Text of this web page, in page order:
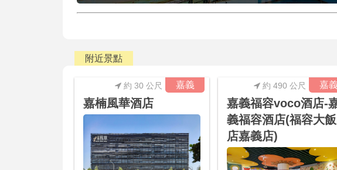
附近景點
嘉義
約 30 公尺
嘉楠風華酒店
嘉義
約 490 公尺
嘉義福容voco酒店-
義福容酒店(福容大飯
店嘉義店)